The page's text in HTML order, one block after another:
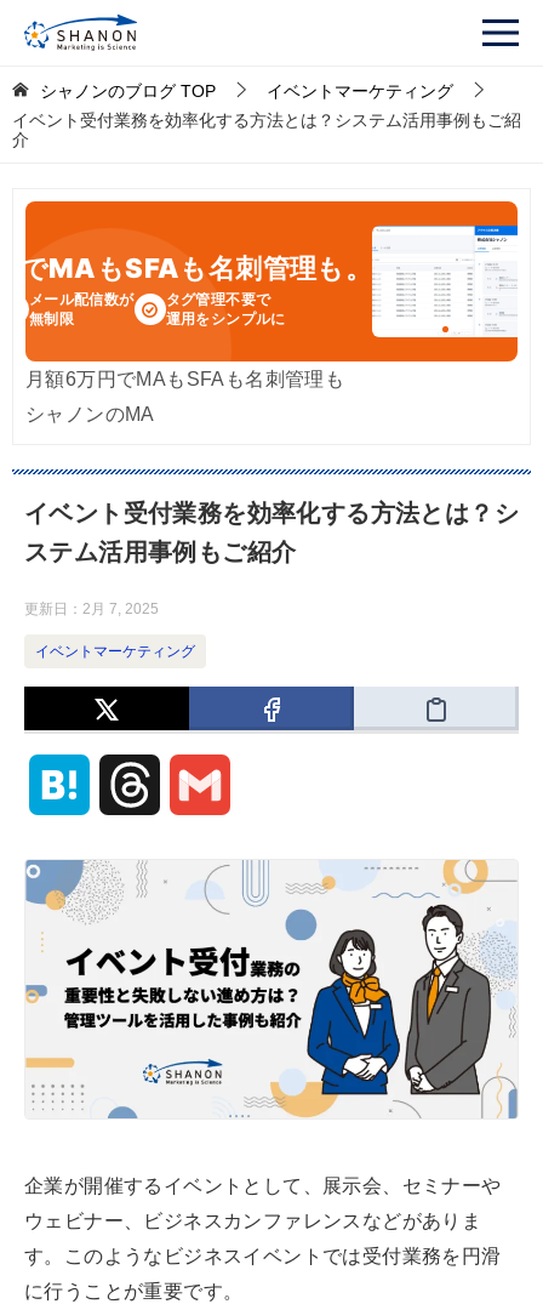
シャノンのブログ TOP
イベントマーケティング
イベント受付業務を効率化する方法とは？システム活用事例もご紹
介
でMAもSFAも名刺管理も。
メール配信数が
無制限
タグ管理不要で
運用をシンプルに
月額6万円でMAもSFAも名刺管理も
シャノンのMA
イベント受付業務を効率化する方法とは？シ
ステム活用事例もご紹介
更新日： 2月 7, 2025
イベントマーケティング
t
e
n
e
a
d
i
l
企業が開催するイベントとして、展示会、セミナーや
ウェビナー、ビジネスカンファレンスなどがありま
す。このようなビジネスイベントでは受付業務を円滑
に行うことが重要です。